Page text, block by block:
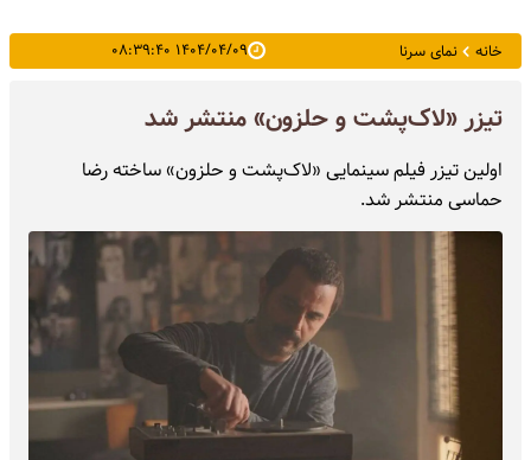
خانه نمای سرنا ۱۴۰۴/۰۴/۰۹ ۰۸:۳۹:۴۰
تیزر «لاک‌پشت و حلزون» منتشر شد
اولین تیزر فیلم سینمایی «لاک‌پشت و حلزون» ساخته رضا
حماسی منتشر شد.